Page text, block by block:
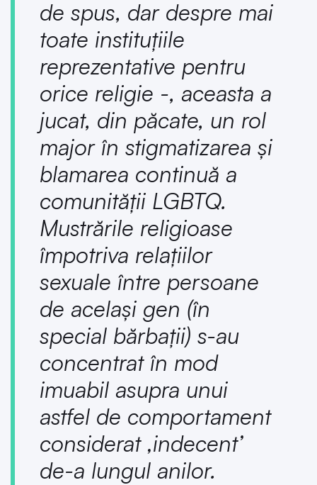
de spus, dar despre mai
toate instituțiile
reprezentative pentru
orice religie -, aceasta a
jucat, din păcate, un rol
major în stigmatizarea și
blamarea continuă a
comunității LGBTQ.
Mustrările religioase
împotriva relațiilor
sexuale între persoane
de același gen (în
special bărbații) s-au
concentrat în mod
imuabil asupra unui
astfel de comportament
considerat ‚indecent’
de-a lungul anilor.